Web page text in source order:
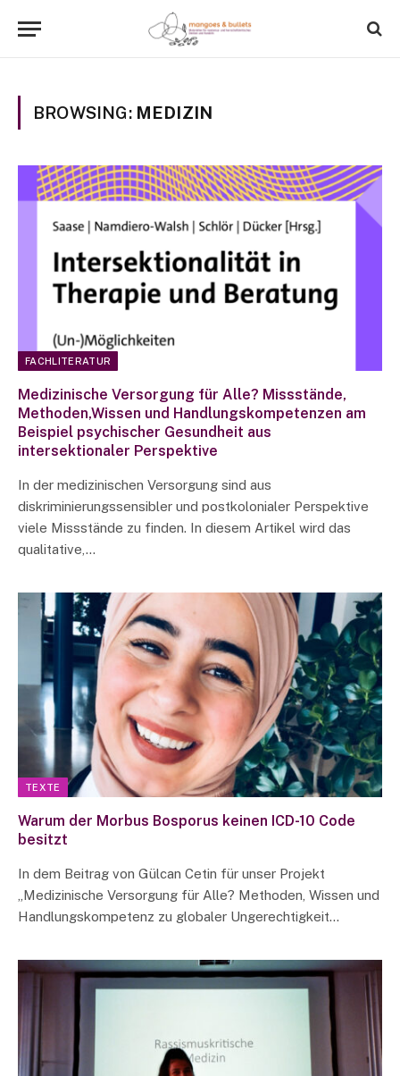
BROWSING: MEDIZIN
FACHLITERATUR
Medizinische Versorgung für Alle? Missstände,
Methoden,Wissen und Handlungskompetenzen am
Beispiel psychischer Gesundheit aus
intersektionaler Perspektive
In der medizinischen Versorgung sind aus
diskriminierungssensibler und postkolonialer Perspektive
viele Missstände zu finden. In diesem Artikel wird das
qualitative,…
TEXTE
Warum der Morbus Bosporus keinen ICD-10 Code
besitzt
In dem Beitrag von Gülcan Cetin für unser Projekt
„Medizinische Versorgung für Alle? Methoden, Wissen und
Handlungskompetenz zu globaler Ungerechtigkeit…